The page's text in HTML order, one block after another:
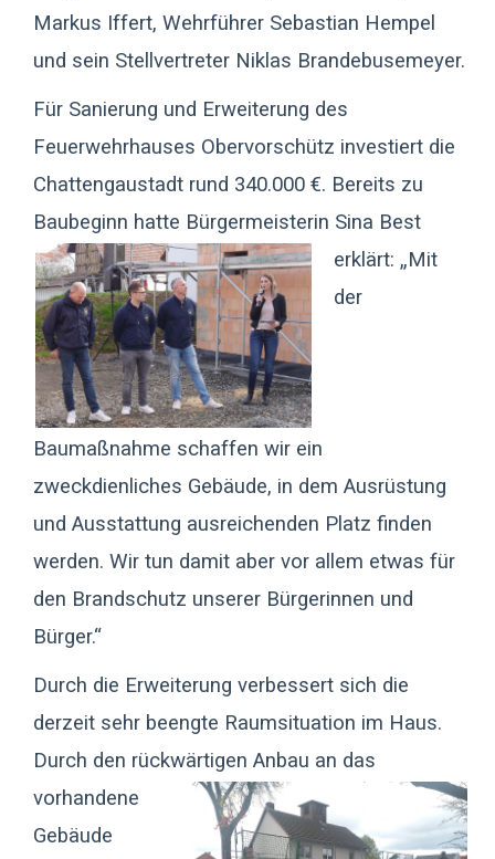
Markus Iffert, Wehrführer Sebastian Hempel
und sein Stellvertreter Niklas Brandebusemeyer.
Für Sanierung und Erweiterung des
Feuerwehrhauses Obervorschütz investiert die
Chattengaustadt rund 340.000 €. Bereits zu
Baubeginn hatte Bürgermeisterin Sina Best
erklärt: „Mit
der
Baumaßnahme schaffen wir ein
zweckdienliches Gebäude, in dem Ausrüstung
und Ausstattung ausreichenden Platz finden
werden. Wir tun damit aber vor allem etwas für
den Brandschutz unserer Bürgerinnen und
Bürger.“
Durch die Erweiterung verbessert sich die
derzeit sehr beengte Raumsituation im Haus.
Durch den rückwärtigen Anbau an das
vorhandene
Gebäude